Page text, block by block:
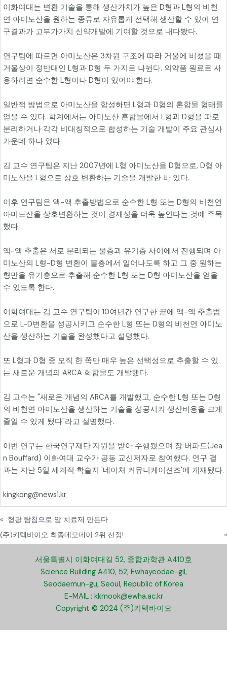
이화여대는 변환 기술을 통해 생산가치가 높은 D형과 L형의 비천
연 아미노산을 원하는 종류로 자유롭게 선택해 생산할 수 있어 연
구결과가 고부가가치 신약개발에 기여할 것으로 내다봤다.
연구팀에 따르면 아미노산은 3차원 구조에 따라 거울에 비쳤을 때
거울상이 정반대인 L형과 D형 두 가지로 나뉜다. 의약품 원료로 사
용하려면 순수한 L형이나 D형이 있어야 한다.
일반적 방법으로 아미노산을 합성하면 L형과 D형의 혼합물 형태를
얻을 수 있다. 학계에서는 아미노산 혼합물에서 L형과 D형을 따로
분리하거나 각각 비대칭적으로 합성하는 기술 개발이 주요 관심사
가운데 하나 였다.
김 교수 연구팀은 지난 2007년에 L형 아미노산을 D형으로, D형 아
미노산을 L형으로 상호 변환하는 기술을 개발한 바 있다.
이후 연구팀은 액-액 추출방법으로 순수한 L형 또는 D형의 비천연
아미노산을 상호변환하는 것이 경제성을 더욱 높인다는 것에 주목
했다.
액-액 추출은 서로 분리되는 물층과 유기층 사이에서 진행되며 아
미노산의 L형-D형 변환이 물층에서 일어나도록 하고 그 중 원하는
형만을 유기층으로 추출해 순수한 L형 또는 D형 아미노산을 얻을
수 있도록 한다.
이화여대는 김 교수 연구팀이 10여년간 연구한 끝에 액-액 추출법
으로 L-D변환을 성공시키고 순수한 L형 또는 D형의 비천연 아미노
산을 생산하는 기술을 완성했다고 설명했다.
또 L형과 D형 중 오직 한 쪽만 매우 높은 선택성으로 추출할 수 있
는 새로운 개념의 ARCA 화합물도 개발했다.
김 교수는 "새로운 개념의 ARCA를 개발했고, 순수한 L형 또는 D형
의 비천연 아미노산을 생산하는 기술을 성공시켜 생산비용을 크게
줄일 수 있게 됐다"라고 설명했다.
이번 연구는 한국연구재단 지원을 받아 수행됐으며 장 버파드(Jea
n Bouffard) 이화여대 교수가 공동 교신저자로 참여했다. 연구 결
과는 지난 5일 세계적 학술지 '네이처 커뮤니케이션즈'에 게재됐다.
kingkong@news1.kr
« 형광 탐침으로 암 치료제 만든다
(주)키텍바이오 최종데모데이 2위 선정!
»
서울특별시 이화여대길 52, 종합과학관 A410호
Science Building A410, 52, Ewhayeodae-gil,
Seodaemun-gu, Seoul, Republic of Korea
E-MAIL : kkmook@ewha.ac.kr
Copyright © 2024 (주)키텍바이오